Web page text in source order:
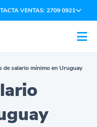
VENTAS: 2709 0921
de salario mínimo en Uruguay